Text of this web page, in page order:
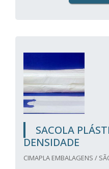
SACOLA
DENSIDADE
CIMAPLA EMBALAGENS /